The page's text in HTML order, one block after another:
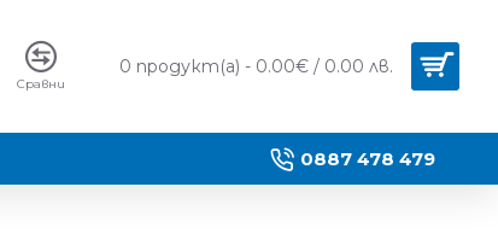
Сравни
0 продукт(а) - 0.00€ / 0.00 лв.
0887 478 479